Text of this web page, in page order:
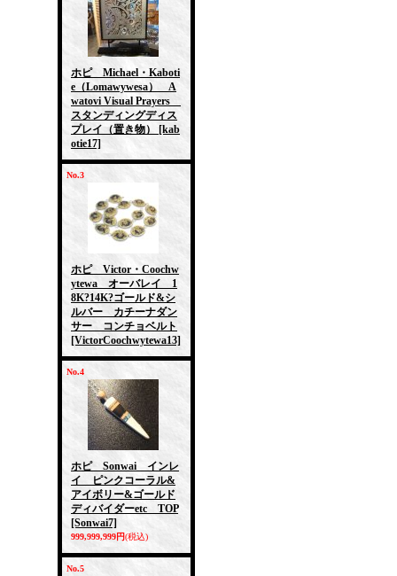
ホピ Michael・Kaboti
e（Lomawywesa） A
watovi Visual Prayers
スタンディングディス
プレイ（置き物）
[kab
otie17]
No.3
ホピ Victor・Coochw
ytewa オーバレイ 1
8K?14K?ゴールド&シ
ルバー カチーナダン
サー コンチョベルト
[VictorCoochwytewa13]
No.4
ホピ Sonwai インレ
イ ピンクコーラル&
アイボリー&ゴールド
ディバイダーetc TOP
[Sonwai7]
999,999,999円(税込)
No.5